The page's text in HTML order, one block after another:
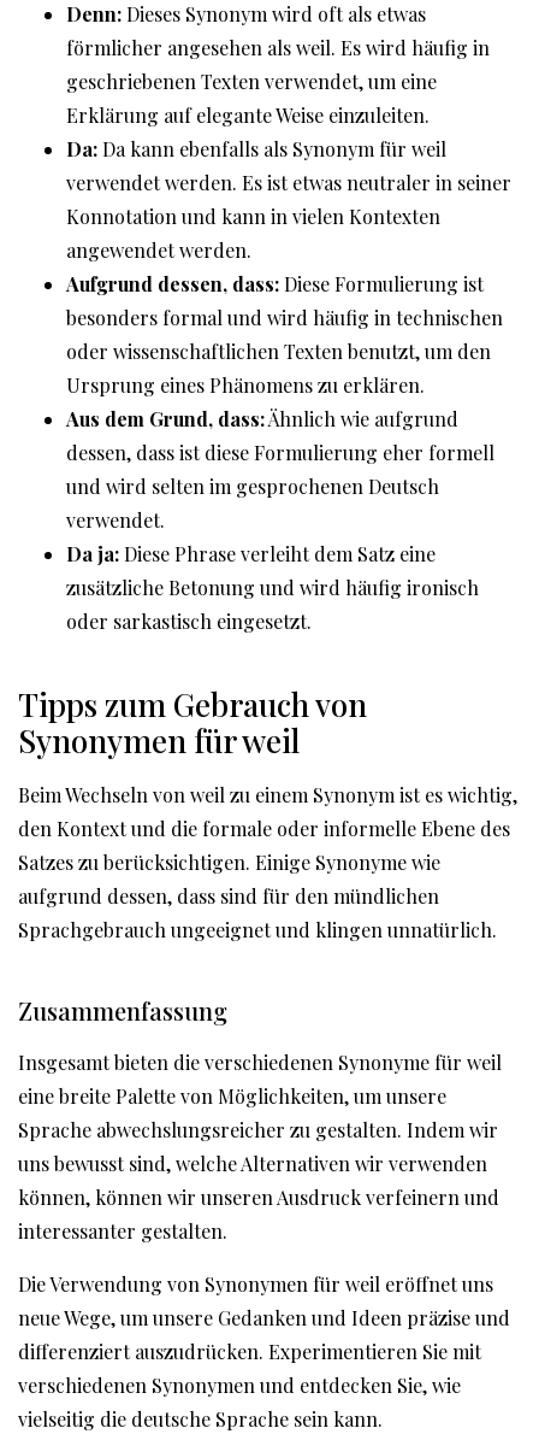
Denn:Dieses Synonym wird oft als etwas
förmlicher angesehen als weil. Es wird häufig in
geschriebenen Texten verwendet, um eine
Erklärung auf elegante Weise einzuleiten.
Da:Da kann ebenfalls als Synonym für weil
verwendet werden. Es ist etwas neutraler in seiner
Konnotation und kann in vielen Kontexten
angewendet werden.
Aufgrund dessen, dass:Diese Formulierung ist
besonders formal und wird häufig in technischen
oder wissenschaftlichen Texten benutzt, um den
Ursprung eines Phänomens zu erklären.
Aus dem Grund, dass:Ähnlich wie aufgrund
dessen, dass ist diese Formulierung eher formell
und wird selten im gesprochenen Deutsch
verwendet.
Da ja:Diese Phrase verleiht dem Satz eine
zusätzliche Betonung und wird häufig ironisch
oder sarkastisch eingesetzt.
Tipps zum Gebrauch von
Synonymen für weil
Beim Wechseln von weil zu einem Synonym ist es wichtig,
den Kontext und die formale oder informelle Ebene des
Satzes zu berücksichtigen. Einige Synonyme wie
aufgrund dessen, dass sind für den mündlichen
Sprachgebrauch ungeeignet und klingen unnatürlich.
Zusammenfassung
Insgesamt bieten die verschiedenen Synonyme für weil
eine breite Palette von Möglichkeiten, um unsere
Sprache abwechslungsreicher zu gestalten. Indem wir
uns bewusst sind, welche Alternativen wir verwenden
können, können wir unseren Ausdruck verfeinern und
interessanter gestalten.
Die Verwendung von Synonymen für weil eröffnet uns
neue Wege, um unsere Gedanken und Ideen präzise und
differenziert auszudrücken. Experimentieren Sie mit
verschiedenen Synonymen und entdecken Sie, wie
vielseitig die deutsche Sprache sein kann.